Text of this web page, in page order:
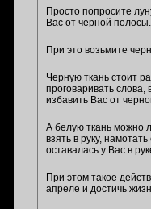
Просто попросите
Вас от черной полосы.
При это возьмите
Черную ткань стоит
проговаривать
избавить Вас от
А белую ткань можно
взять в руку,
оставалась у Вас в
При этом такое
апреле и достичь